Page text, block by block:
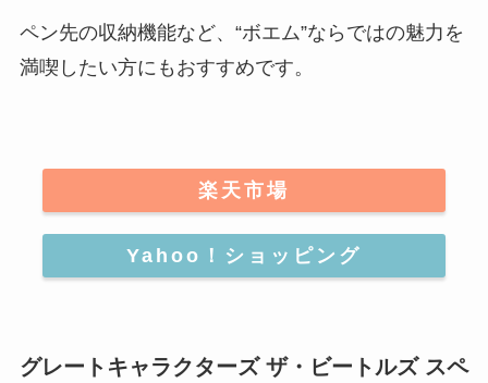
ペン先の収納機能など、“ボエム”ならではの魅力を
満喫したい方にもおすすめです。
楽天市場
Yahoo！ショッピング
グレートキャラクターズ ザ・ビートルズ スペ